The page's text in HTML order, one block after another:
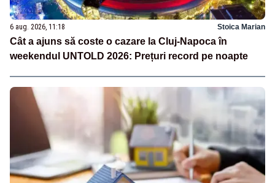
6 aug. 2026, 11:18 Stoica Marian
Cât a ajuns să coste o cazare la Cluj-Napoca în
weekendul UNTOLD 2026: Prețuri record pe noapte